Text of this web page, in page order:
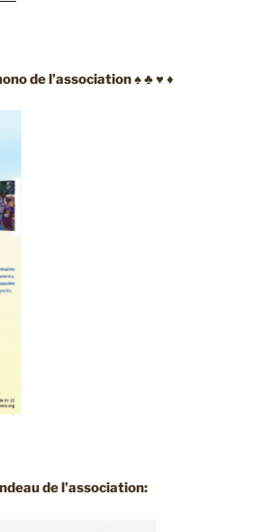
de l’association♠ ♣ ♥ ♦
de l’association: